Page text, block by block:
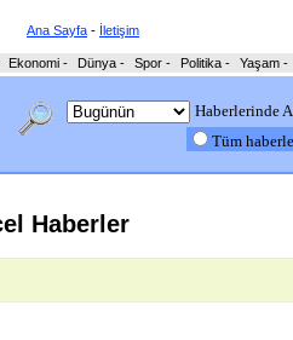
Ana Sayfa - İletişim
Ekonomi - Dünya - Spor - Politika - Yaşam -
Haberlerinde
Tüm
Haberler